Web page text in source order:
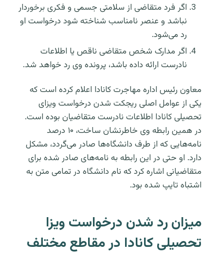
اگر فرد متقاضی از سلامتی جسمی و فکری برخوردار
نباشد و عنصر نامناسب شناخته شود درخواست او
رد می‌شود.
اگر مدارک شخص متقاضی ناقص یا اطلاعات
نادرست ارائه داده باشد، پرونده وی رد خواهد شد.
معاون رئیس اداره مهاجرت کانادا اعلام کرده است که
یکی از عوامل اصلی ریجکت شدن درخواست ویزای
تحصیلی کانادا اطلاعات نادرست متقاضیان بوده است.
در همین رابطه وی خاطرنشان ساخت، ۱۰ درصد
نامه‌هایی که از طرف دانشگاه‌ها صادر می‌گردد، مشکل
دارد. او حتی در این رابطه به نامه‌های صادر شده برای
متقاضیانی اشاره کرد که نام دانشگاه در تمامی متن به
اشتباه تایپ شده بود.
میزان رد شدن درخواست ویزا
تحصیلی کانادا در مقاطع مختلف